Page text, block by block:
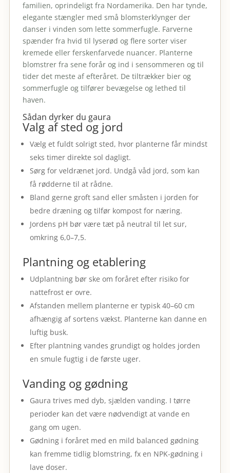
familien, oprindeligt fra Nordamerika. Den har tynde,
elegante stængler med små blomsterklynger der
danser i vinden som lette sommerfugle. Farverne
spænder fra hvid til lyserød og flere sorter viser
kremede eller ferskenfarvede nuancer. Planterne
blomstrer fra sene forår og ind i sensommeren og til
tider det meste af efteråret. De tiltrækker bier og
sommerfugle og tilfører bevægelse og lethed til
haven.
Sådan dyrker du gaura
Valg af sted og jord
Vælg et fuldt solrigt sted, hvor planterne får mindst
seks timer direkte sol dagligt.
Sørg for veldrænet jord. Undgå våd jord, som kan
få rødderne til at rådne.
Bland gerne groft sand eller småsten i jorden for
bedre dræning og tilfør kompost for næring.
Jordens pH bør være tæt på neutral til let sur,
omkring 6,0–7,5.
Plantning og etablering
Udplantning bør ske om foråret efter risiko for
nattefrost er ovre.
Afstanden mellem planterne er typisk 40–60 cm
afhængig af sortens vækst. Planterne kan danne en
luftig busk.
Efter plantning vandes grundigt og holdes jorden
en smule fugtig i de første uger.
Vanding og gødning
Gaura trives med dyb, sjælden vanding. I tørre
perioder kan det være nødvendigt at vande en
gang om ugen.
Gødning i foråret med en mild balanced gødning
kan fremme tidlig blomstring, fx en NPK-gødning i
lave doser.